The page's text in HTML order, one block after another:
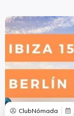
ClubNómada